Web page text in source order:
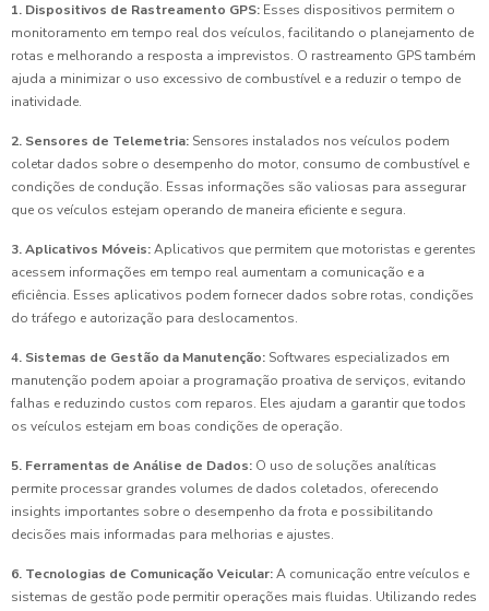
1. Dispositivos de Rastreamento GPS: Esses dispositivos permitem o
monitoramento em tempo real dos veículos, facilitando o planejamento de
rotas e melhorando a resposta a imprevistos. O rastreamento GPS também
ajuda a minimizar o uso excessivo de combustível e a reduzir o tempo de
inatividade.
2. Sensores de Telemetria: Sensores instalados nos veículos podem
coletar dados sobre o desempenho do motor, consumo de combustível e
condições de condução. Essas informações são valiosas para assegurar
que os veículos estejam operando de maneira eficiente e segura.
3. Aplicativos Móveis:Aplicativos que permitem que motoristas e gerentes
acessem informações em tempo real aumentam a comunicação e a
eficiência. Esses aplicativos podem fornecer dados sobre rotas, condições
do tráfego e autorização para deslocamentos.
4. Sistemas de Gestão da Manutenção: Softwares especializados em
manutenção podem apoiar a programação proativa de serviços, evitando
falhas e reduzindo custos com reparos. Eles ajudam a garantir que todos
os veículos estejam em boas condições de operação.
5. Ferramentas de Análise de Dados: O uso de soluções analíticas
permite processar grandes volumes de dados coletados, oferecendo
insights importantes sobre o desempenho da frota e possibilitando
decisões mais informadas para melhorias e ajustes.
6. Tecnologias de Comunicação Veicular:A comunicação entre veículos e
sistemas de gestão pode permitir operações mais fluidas. Utilizando redes